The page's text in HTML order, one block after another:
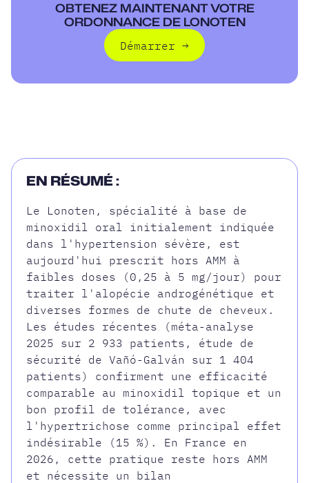
OBTENEZ MAINTENANT VOTRE
ORDONNANCE DE LONOTEN
Démarrer →
EN RÉSUMÉ :
Le Lonoten, spécialité à base de
minoxidil oral initialement indiquée
dans l'hypertension sévère, est
aujourd'hui prescrit hors AMM à
faibles doses (0,25 à 5 mg/jour) pour
traiter l'alopécie androgénétique et
diverses formes de chute de cheveux.
Les études récentes (méta-analyse
2025 sur 2 933 patients, étude de
sécurité de Vañó-Galván sur 1 404
patients) confirment une efficacité
comparable au minoxidil topique et un
bon profil de tolérance, avec
l'hypertrichose comme principal effet
indésirable (15 %). En France en
2026, cette pratique reste hors AMM
et nécessite un bilan